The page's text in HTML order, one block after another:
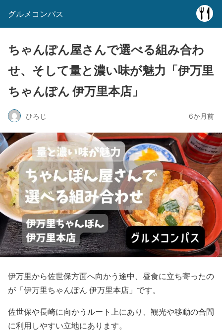
グルメコンパス
ちゃんぽん屋さんで選べる組み合わ
せ、そして量と濃い味が魅力「伊万里
ちゃんぽん 伊万里本店」
ひろじ 6か月前
伊万里から佐世保方面へ向かう途中、昼食に立ち寄ったの
が「伊万里ちゃんぽん 伊万里本店」です。
佐世保や長崎に向かうルート上にあり、観光や移動の合間
に利用しやすい立地にあります。